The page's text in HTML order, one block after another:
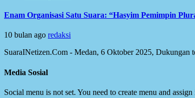
Enam Organisasi Satu Suara: “Hasyim Pemimpin
10 bulan ago redaksi
SuaraINetizen.Com - Medan, 6 Oktober 2025, Dukungan
Media Sosial
Social menu is not set. You need to create menu and